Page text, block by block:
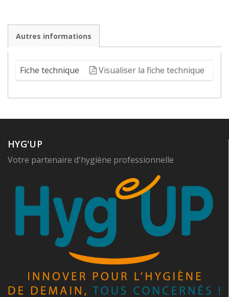
Autres informations
Fiche technique Visualiser la fiche technique
HYG'UP
Votre partenaire d'hygiène professionnelle